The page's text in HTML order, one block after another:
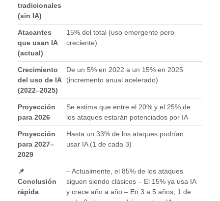
tradicionales
(sin IA)
Atacantes
que usan IA
(actual)
15% del total (uso emergente pero
creciente)
Crecimiento
del uso de IA
(2022–2025)
De un 5% en 2022 a un 15% en 2025
(incremento anual acelerado)
Proyección
para 2026
Se estima que entre el 20% y el 25% de
los ataques estarán potenciados por IA
Proyección
para 2027–
2029
Hasta un 33% de los ataques podrían
usar IA (1 de cada 3)
📌
Conclusión
rápida
– Actualmente, el 85% de los ataques
siguen siendo clásicos – El 15% ya usa IA
y crece año a año – En 3 a 5 años, 1 de